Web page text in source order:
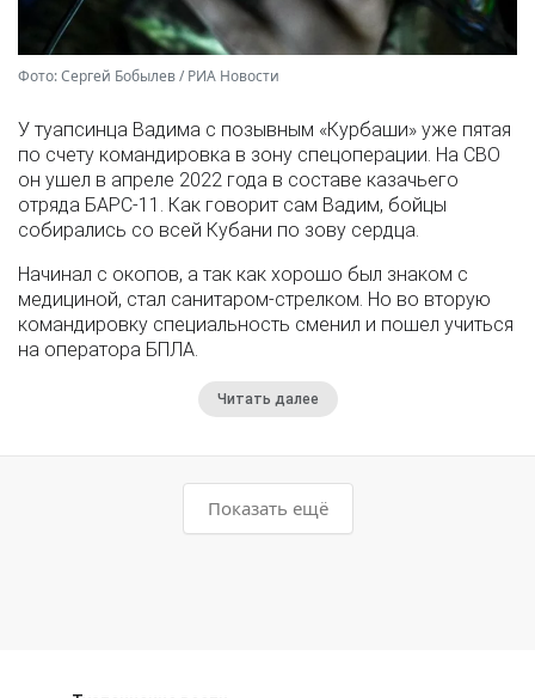
Фото: Сергей Бобылев / РИА Новости
У туапсинца Вадима с позывным «Курбаши» уже пятая
по счету командировка в зону спецоперации. На СВО
он ушел в апреле 2022 года в составе казачьего
отряда БАРС-11. Как говорит сам Вадим, бойцы
собирались со всей Кубани по зову сердца.
Начинал с окопов, а так как хорошо был знаком с
медициной, стал санитаром-стрелком. Но во вторую
командировку специальность сменил и пошел учиться
на оператора БПЛА.
Читать далее
Показать ещё